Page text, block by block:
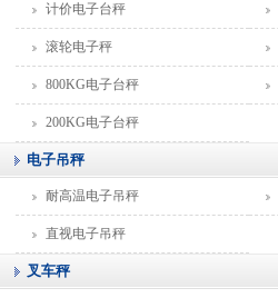
计价电子台秤
滚轮电子秤
800KG电子台秤
200KG电子台秤
电子吊秤
耐高温电子吊秤
直视电子吊秤
叉车秤